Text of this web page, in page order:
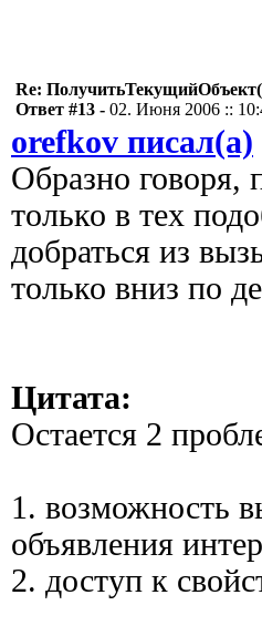
Re:
Ответ #13 - 02. Июня 2006 ::
orefkov писал(а)
Образно говоря,
только в тех
добраться из
только вниз по
Цитата:
Остается 2
1. возможность
объявления
2. доступ к